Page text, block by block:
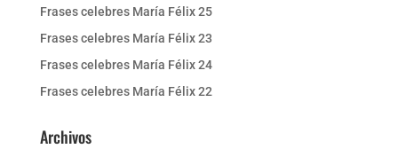
Frases celebres María Félix 25
Frases celebres María Félix 23
Frases celebres María Félix 24
Frases celebres María Félix 22
Archivos